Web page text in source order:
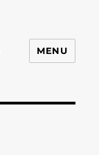
MENU